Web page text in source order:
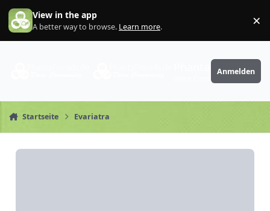
Zum Inhalt springen
View in the app
A better way to browse. Learn more. ×
PhantaFriends.de
Anmelden
Startseite Evariatra